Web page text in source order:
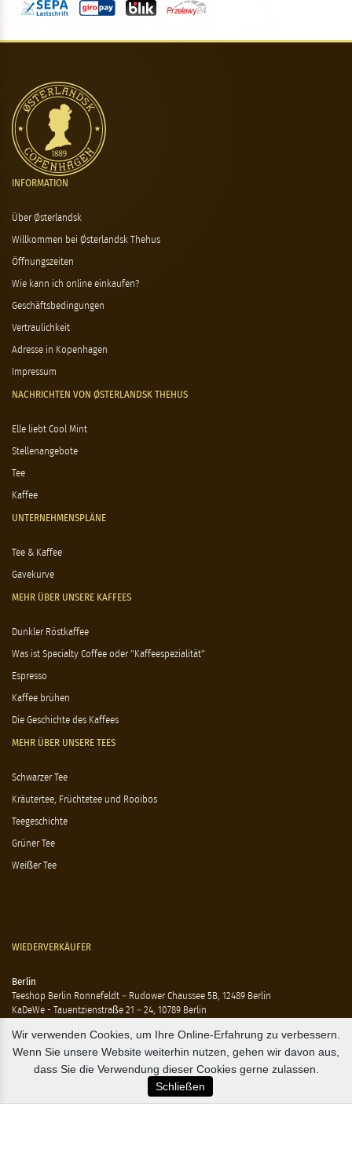
INFORMATION
Über Østerlandsk
Willkommen bei Østerlandsk Thehus
Öffnungszeiten
Wie kann ich online einkaufen?
Geschäftsbedingungen
Vertraulichkeit
Adresse in Kopenhagen
Impressum
NACHRICHTEN VON ØSTERLANDSK THEHUS
Elle liebt Cool Mint
Stellenangebote
Tee
Kaffee
UNTERNEHMENSPLÄNE
Tee & Kaffee
Gavekurve
MEHR ÜBER UNSERE KAFFEES
Dunkler Röstkaffee
Was ist Specialty Coffee oder "Kaffeespezialität"
Espresso
Kaffee brühen
Die Geschichte des Kaffees
MEHR ÜBER UNSERE TEES
Schwarzer Tee
Kräutertee, Früchtetee und Rooibos
Teegeschichte
Grüner Tee
Weißer Tee
WIEDERVERKÄUFER
Berlin
Teeshop Berlin Ronnefeldt – Rudower Chaussee 5B, 12489 Berlin
KaDeWe - Tauentzienstraße 21 – 24, 10789 Berlin
Ting - Rykestraße 41, 10405 Berlin
Flensburg
Marzipan Im Hof – Rote Str. 18-20, 24937 Flensburg
Wir verwenden Cookies, um Ihre Online-Erfahrung zu verbessern.
Wenn Sie unsere Website weiterhin nutzen, gehen wir davon aus,
dass Sie die Verwendung dieser Cookies gerne zulassen.
Schließen